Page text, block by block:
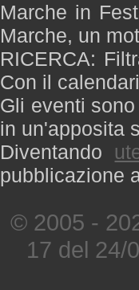
Marche in
Marche, un
RICERCA:
Con il
Gli eventi
in un'apposita
Diventando
pubblicazione
© 2005 -
17 del 24/